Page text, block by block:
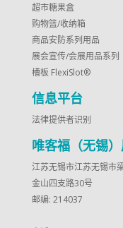
超市糖果盒
购物篮/收纳箱
商品安防系列用品
展会宣传/会展用品系列
槽板 FlexiSlot®
信息平台
法律提供者识别
唯客福（无锡
江苏无锡市江苏无锡市
金山四支路30号
邮编: 214037